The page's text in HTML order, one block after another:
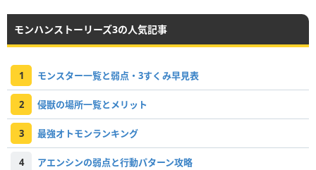
モンハンストーリーズ3の人気記事
1 モンスター一覧と弱点・3すくみ早見表
2 侵獣の場所一覧とメリット
3 最強オトモンランキング
4 アエンシンの弱点と行動パターン攻略